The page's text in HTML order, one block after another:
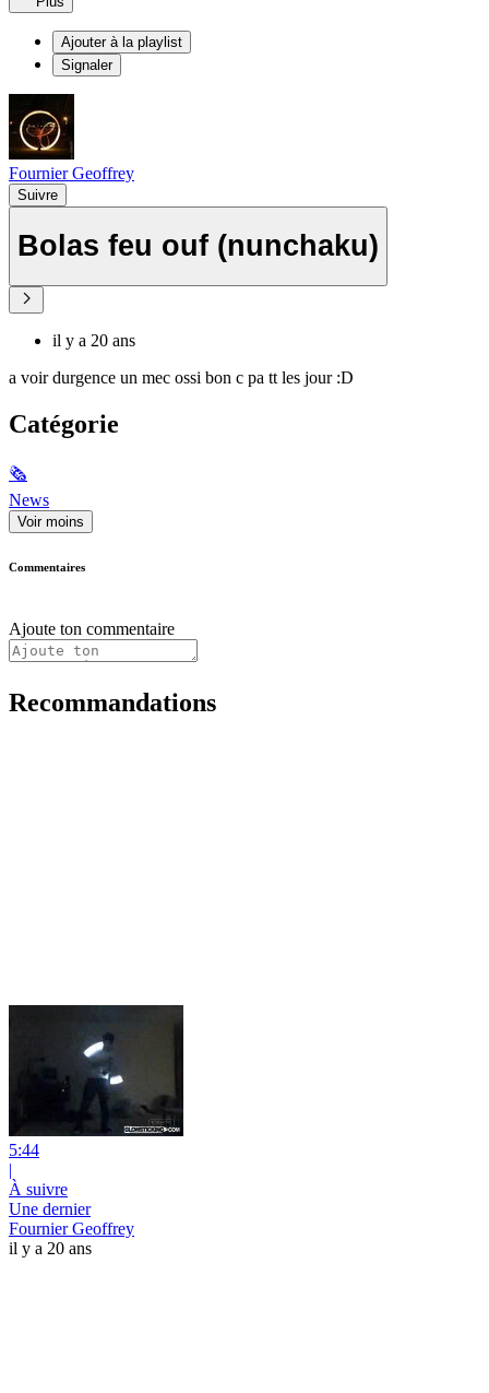
Ajouter à la playlist
Signaler
Fournier Geoffrey
Suivre
Bolas feu ouf (nunchaku)
il y a 20 ans
a voir durgence un mec ossi bon c pa tt les jour :D
Catégorie
🗞
News
Voir moins
Commentaires
Ajoute ton commentaire
Recommandations
5:44
|
À suivre
Une dernier
Fournier Geoffrey
il y a 20 ans